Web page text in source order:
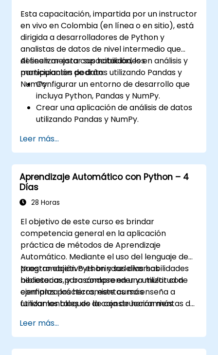
Esta capacitación, impartida por un instructor
en vivo en Colombia (en línea o en sitio), está
dirigida a desarrolladores de Python y
analistas de datos de nivel intermedio que
deseen mejorar sus habilidades en análisis y
manipulación de datos utilizando Pandas y
NumPy.
Al finalizar esta capacitación, los
participantes podrán:
Configurar un entorno de desarrollo que
incluya Python, Pandas y NumPy.
Crear una aplicación de análisis de datos
utilizando Pandas y NumPy.
manipulación, ordenamiento y filtrado de
datos.
Ejecutar operaciones de agregación y
analizar datos de series temporales.
Visualizar datos usando Matplotlib y otras
librerías de visualización.
de datos.
Leer más...
Aprendizaje Automático con Python – 4
Días
28 Horas
El objetivo de este curso es brindar
competencia general en la aplicación
práctica de métodos de Aprendizaje
Automático. Mediante el uso del lenguaje de
programación Python y sus diversas
bibliotecas, y basándose en una multitud de
ejemplos prácticos, este curso enseña a
utilizar los bloques de construcción más
cómo tomar decisiones de modelado de
datos, interpretar las salidas de los algoritmos
y validar los resultados.
Nuestro objetivo es brindarle las habilidades
necesarias para comprender y utilizar con
confianza las herramientas más
fundamentales de la caja de herramientas del
trampas comunes de las aplicaciones de
Ciencias de Datos.
Leer más...